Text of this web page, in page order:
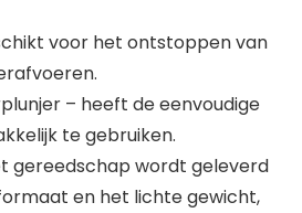
voor het ontstoppen van
– heeft de eenvoudige
te gebruiken.
gereedschap wordt geleverd
en het lichte gewicht,